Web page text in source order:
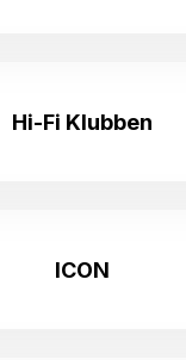
Hi-Fi Klubben
ICON